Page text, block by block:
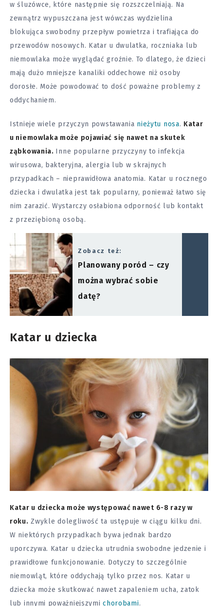
w śluzówce, które następnie się rozszczelniają. Na
zewnątrz wypuszczana jest wówczas wydzielina
blokująca swobodny przepływ powietrza i trafiająca do
przewodów nosowych. Katar u dwulatka, roczniaka lub
niemowlaka może wyglądać groźnie. To dlatego, że dzieci
mają dużo mniejsze kanaliki oddechowe niż osoby
dorosłe. Może powodować to dość poważne problemy z
oddychaniem.
Istnieje wiele przyczyn powstawania nieżytu nosa. Katar
u niemowlaka może pojawiać się nawet na skutek
ząbkowania. Inne popularne przyczyny to infekcja
wirusowa, bakteryjna, alergia lub w skrajnych
przypadkach – nieprawidłowa anatomia. Katar u rocznego
dziecka i dwulatka jest tak popularny, ponieważ łatwo się
nim zarazić. Wystarczy osłabiona odporność lub kontakt
z przeziębioną osobą.
Zobacz też:
Planowany poród – czy
można wybrać sobie
datę?
Katar u dziecka
Katar u dziecka może występować nawet 6-8 razy w
roku. Zwykle dolegliwość ta ustępuje w ciągu kilku dni.
W niektórych przypadkach bywa jednak bardzo
uporczywa. Katar u dziecka utrudnia swobodne jedzenie i
prawidłowe funkcjonowanie. Dotyczy to szczególnie
niemowląt, które oddychają tylko przez nos. Katar u
dziecka może skutkować nawet zapaleniem ucha, zatok
lub innymi poważniejszymichorobami.